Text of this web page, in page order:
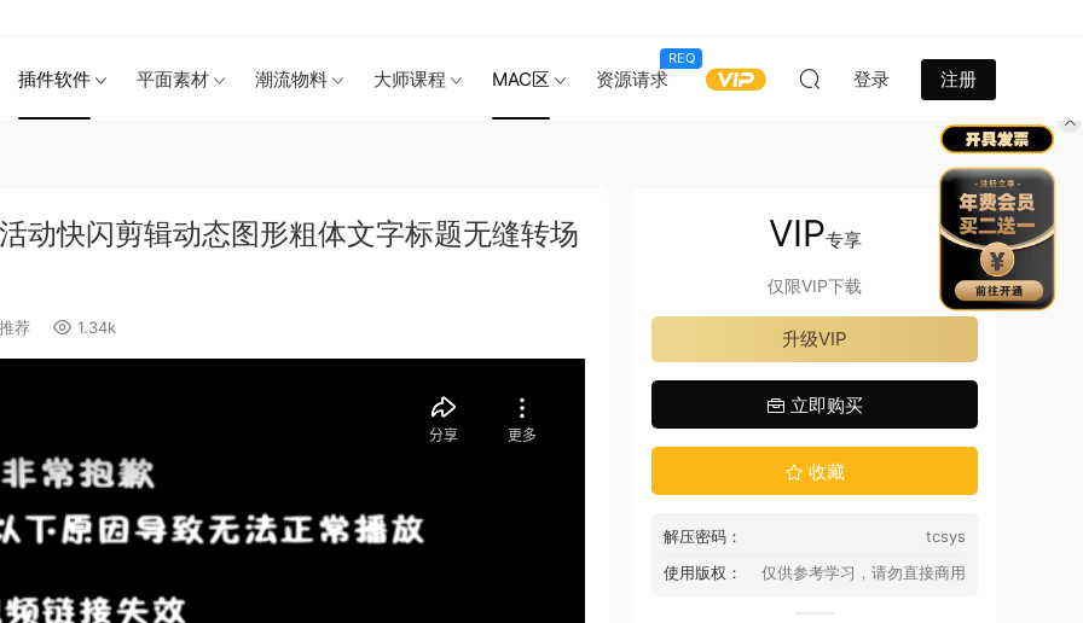
插件软件 平面素材 潮流物料 大师课程 MAC区 资源请求
REQ
登录 注册
动快闪剪辑动态图形粗体文字标题无缝转场
荐 1.34k
VIP专享
仅限VIP下载
升级VIP
立即购买
收藏
解压密码：
tcsys
使用版权：
仅供参考学习，请勿直接商用